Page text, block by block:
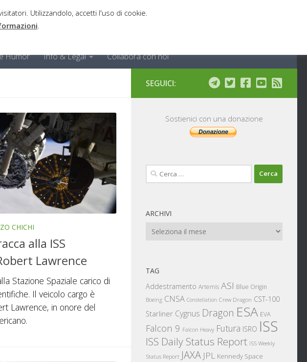
Humor Info & Legal Collabora con noi
CHICHI
alla ISS
Lawrence
Stazione Spaziale carico di
Il veicolo cargo è
Lawrence, in onore del
SEGUICI:
Sostienici con una donazione
Ricerca
per:
ARCHIVI
Archivi
TAG
Addestramento Artemis ASI Blue Origin
Boeing CNSA Constellation Crew Dragon CST-100
Starliner Cygnus Dragon ESA EVA
Falcon 9 Falcon Heavy Futura ISRO ISS
ISS Daily Status Report ISS Weekly
Status Report JAXA JPL Kennedy Space
Utilizzandolo, accetti l'uso di cookie.